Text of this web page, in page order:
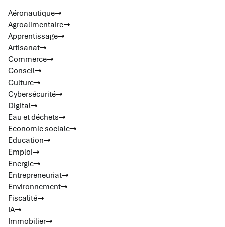
Aéronautique
Agroalimentaire
Apprentissage
Artisanat
Commerce
Conseil
Culture
Cybersécurité
Digital
Eau et déchets
Economie sociale
Education
Emploi
Energie
Entrepreneuriat
Environnement
Fiscalité
IA
Immobilier